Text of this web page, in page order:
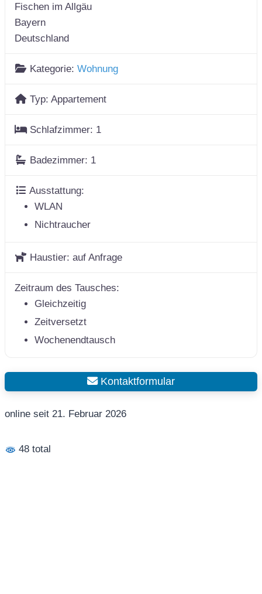
Fischen im Allgäu
Bayern
Deutschland
Kategorie:Wohnung
Typ:Appartement
Schlafzimmer: 1
Badezimmer: 1
Ausstattung:
WLAN
Nichtraucher
Haustier:auf Anfrage
Zeitraum des Tausches:
Gleichzeitig
Zeitversetzt
Wochenendtausch
Kontaktformular
online seit 21. Februar 2026
48 total